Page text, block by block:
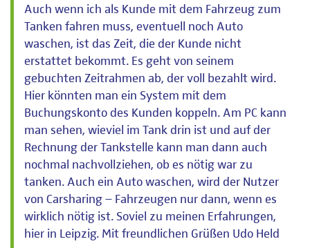
Auch wenn ich als Kunde mit dem Fahrzeug zum
Tanken fahren muss, eventuell noch Auto
waschen, ist das Zeit, die der Kunde nicht
erstattet bekommt. Es geht von seinem
gebuchten Zeitrahmen ab, der voll bezahlt wird.
Hier könnten man ein System mit dem
Buchungskonto des Kunden koppeln. Am PC kann
man sehen, wieviel im Tank drin ist und auf der
Rechnung der Tankstelle kann man dann auch
nochmal nachvollziehen, ob es nötig war zu
tanken. Auch ein Auto waschen, wird der Nutzer
von Carsharing – Fahrzeugen nur dann, wenn es
wirklich nötig ist. Soviel zu meinen Erfahrungen,
hier in Leipzig. Mit freundlichen Grüßen Udo Held